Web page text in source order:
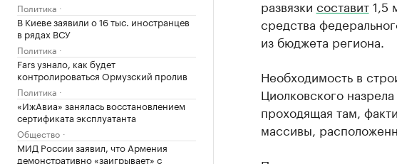
Политика
В Киеве заявили о 16 тыс. иностранцев
в рядах ВСУ
Политика
Fars узнало, как будет
контролироваться Ормузский пролив
Политика
«ИжАвиа» занялась восстановлением
сертификата эксплуатанта
Общество
МИД России заявил, что Армения
демонстративно «заигрывает» с
развязки составит1,5
средства
из бюджета региона.
Необходимость в
Циолковского
проходящая там,
массивы,